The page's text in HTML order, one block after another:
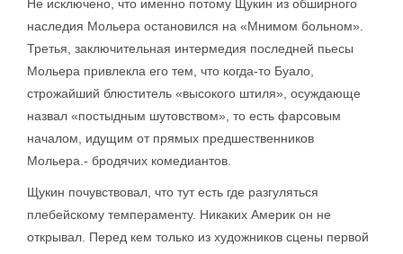
Не исключено, что именно потому Щукин из обширного
наследия Мольера остановился на «Мнимом больном».
Третья, заключительная интермедия последней пьесы
Мольера привлекла его тем, что когда-то Буало,
строжайший блюститель «высокого штиля», осуждающе
назвал «постыдным шутовством», то есть фарсовым
началом, идущим от прямых предшественников
Мольера.- бродячих комедиантов.
Щукин почувствовал, что тут есть где разгуляться
плебейскому темпераменту. Никаких Америк он не
открывал. Перед кем только из художников сцены первой